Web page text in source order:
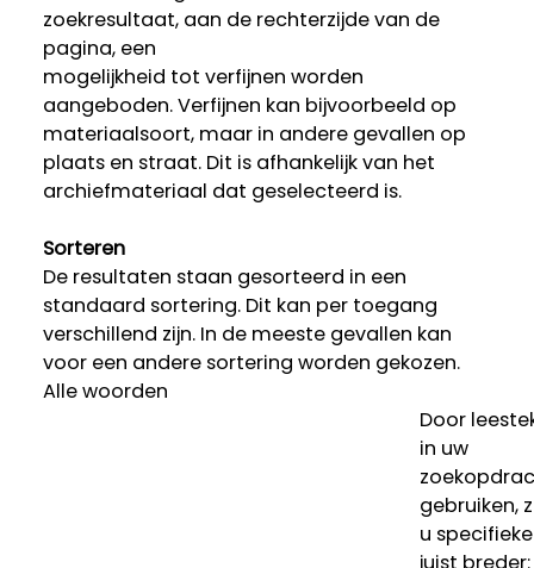
zoekresultaat, aan de rechterzijde van de
pagina, een
mogelijkheid tot verfijnen worden
aangeboden. Verfijnen kan bijvoorbeeld op
materiaalsoort, maar in andere gevallen op
plaats en straat. Dit is afhankelijk van het
archiefmateriaal dat geselecteerd is.
Sorteren
De resultaten staan gesorteerd in een
standaard sortering. Dit kan per toegang
verschillend zijn. In de meeste gevallen kan
voor een andere sortering worden gekozen.
Alle woorden
Door
in uw
gebruiken,
u